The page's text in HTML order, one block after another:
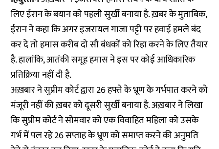
लिए ईरान के बयान को पहली सुर्खी बनाया है. ख़बर के मुताबिक,
ईरान ने कहा कि अगर इजरायल गाजा पट्टी पर हवाई हमले बंद
कर दे तो हमास करीब दो सौ बंधकों को रिहा करने के लिए तैयार
है. हालांकि, आतंकी समूह हमास ने इस पर कोई आधिकारिक
प्रतिक्रिया नहीं दी है.
अख़बार ने सुप्रीम कोर्ट द्वारा 26 हफ्ते के भ्रूण के गर्भपात करने को
मंजूरी नहीं की ख़बर को दूसरी सुर्खी बनाया है. अख़बार ने लिखा
कि सुप्रीम कोर्ट ने सोमवार को एक विवाहित महिला को उसके
गर्भ में पल रहे 26 सप्ताह के भ्रूण को समाप्त करने की अनुमति